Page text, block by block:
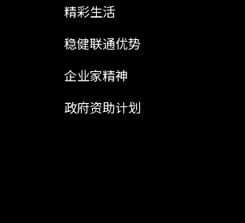
精彩生活
稳健联通优势
企业家精神
政府资助计划